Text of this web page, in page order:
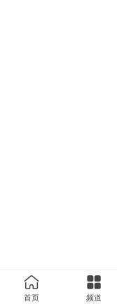
首页 频道